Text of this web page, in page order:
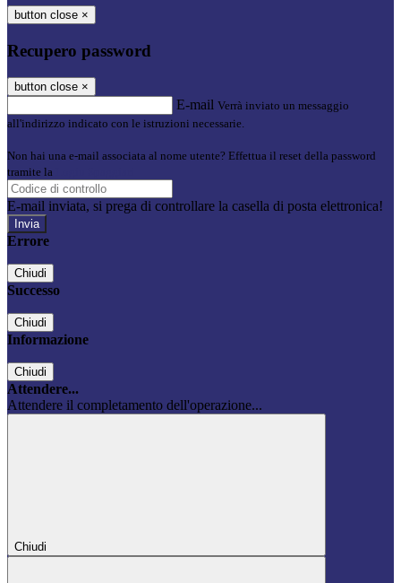
button close ×
Recupero password
button close ×
E-mail Verrà inviato un messaggio
all'indirizzo indicato con le istruzioni necessarie.
Non hai una e-mail associata al nome utente? Effettua il reset della password
tramite la
E-mail inviata, si prega di controllare la casella di posta elettronica!
Errore
Chiudi
Successo
Chiudi
Informazione
Chiudi
Attendere...
Attendere il completamento dell'operazione...
Chiudi